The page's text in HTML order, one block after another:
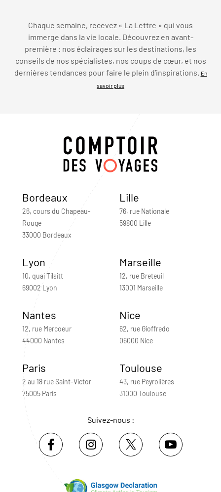
Chaque semaine, recevez « La Lettre » qui vous
immerge dans la vie locale. Découvrez en avant-
première : nos éclairages sur les destinations, les
conseils de nos spécialistes, nos coups de cœur, et nos
dernières tendances pour faire le plein d’inspirations.
En
savoir plus
Bordeaux
26, cours du Chapeau-
Rouge
33000 Bordeaux
Lille
76, rue Nationale
59800 Lille
Lyon
10, quai Tilsitt
69002 Lyon
Marseille
12, rue Breteuil
13001 Marseille
Nantes
12, rue Mercoeur
44000 Nantes
Nice
62, rue Gioffredo
06000 Nice
Paris
2 au 18 rue Saint-Victor
75005 Paris
Toulouse
43, rue Peyrolières
31000 Toulouse
Suivez-nous :